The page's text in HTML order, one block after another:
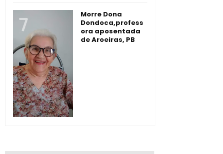
Morre Dona
Dondoca,profess
ora aposentada
de Aroeiras, PB